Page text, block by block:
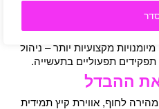
שירות נחשבים לפופולריים,
באזור הקריות.
מקצועיות יותר – ניהול
תפקידים תפעוליים בתעשייה.
את ההבדל
לחוף, אווירת קיץ תמידית